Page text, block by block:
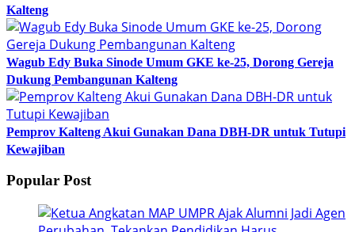
Kalteng
Wagub Edy Buka Sinode Umum GKE ke-25, Dorong Gereja
Dukung Pembangunan Kalteng
Pemprov Kalteng Akui Gunakan Dana DBH-DR untuk Tutupi
Kewajiban
Popular Post